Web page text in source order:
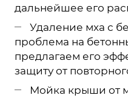
дальнейшее его
Удаление мха с
проблема на
предлагаем его
защиту от
Мойка крыши от